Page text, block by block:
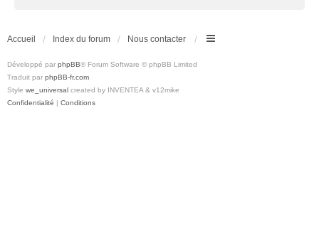
Accueil Index du forum Nous contacter
Développé par phpBB® Forum Software © phpBB Limited
Traduit par phpBB-fr.com
Style we_universal created by INVENTEA & v12mike
Confidentialité | Conditions